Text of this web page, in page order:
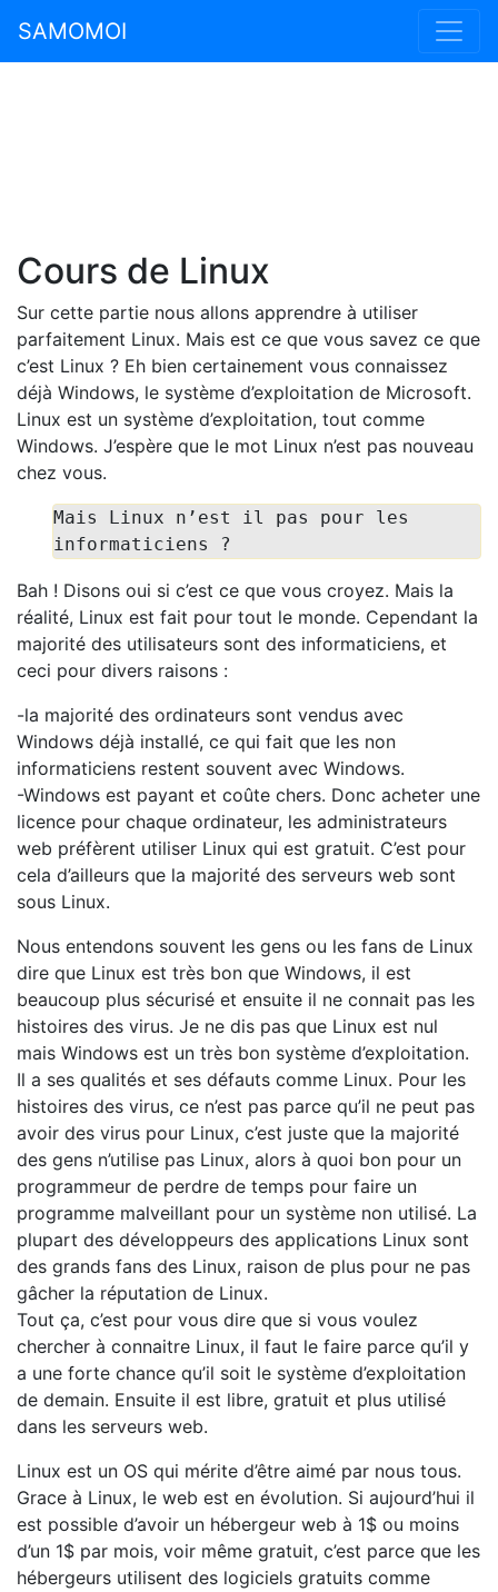
SAMOMOI
Cours de Linux
Sur cette partie nous allons apprendre à utiliser
parfaitement Linux. Mais est ce que vous savez ce que
c’est Linux ? Eh bien certainement vous connaissez
déjà Windows, le système d’exploitation de Microsoft.
Linux est un système d’exploitation, tout comme
Windows. J’espère que le mot Linux n’est pas nouveau
chez vous.
Mais Linux n’est il pas pour les
informaticiens ?
Bah ! Disons oui si c’est ce que vous croyez. Mais la
réalité, Linux est fait pour tout le monde. Cependant la
majorité des utilisateurs sont des informaticiens, et
ceci pour divers raisons :
-la majorité des ordinateurs sont vendus avec
Windows déjà installé, ce qui fait que les non
informaticiens restent souvent avec Windows.
-Windows est payant et coûte chers. Donc acheter une
licence pour chaque ordinateur, les administrateurs
web préfèrent utiliser Linux qui est gratuit. C’est pour
cela d’ailleurs que la majorité des serveurs web sont
sous Linux.
Nous entendons souvent les gens ou les fans de Linux
dire que Linux est très bon que Windows, il est
beaucoup plus sécurisé et ensuite il ne connait pas les
histoires des virus. Je ne dis pas que Linux est nul
mais Windows est un très bon système d’exploitation.
Il a ses qualités et ses défauts comme Linux. Pour les
histoires des virus, ce n’est pas parce qu’il ne peut pas
avoir des virus pour Linux, c’est juste que la majorité
des gens n’utilise pas Linux, alors à quoi bon pour un
programmeur de perdre de temps pour faire un
programme malveillant pour un système non utilisé. La
plupart des développeurs des applications Linux sont
des grands fans des Linux, raison de plus pour ne pas
gâcher la réputation de Linux.
Tout ça, c’est pour vous dire que si vous voulez
chercher à connaitre Linux, il faut le faire parce qu’il y
a une forte chance qu’il soit le système d’exploitation
de demain. Ensuite il est libre, gratuit et plus utilisé
dans les serveurs web.
Linux est un OS qui mérite d’être aimé par nous tous.
Grace à Linux, le web est en évolution. Si aujourd’hui il
est possible d’avoir un hébergeur web à 1$ ou moins
d’un 1$ par mois, voir même gratuit, c’est parce que les
hébergeurs utilisent des logiciels gratuits comme